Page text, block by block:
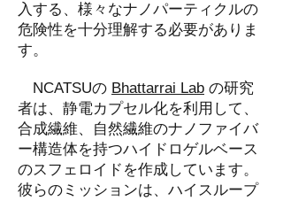
入する、様々なナノパーティクルの
危険性を十分理解する必要がありま
す。
NCATSUの Bhattarrai Lab の研究
者は、静電カプセル化を利用して、
合成繊維、自然繊維のナノファイバ
ー構造体を持つハイドロゲルベース
のスフェロイドを作成しています。
彼らのミッションは、ハイスループ